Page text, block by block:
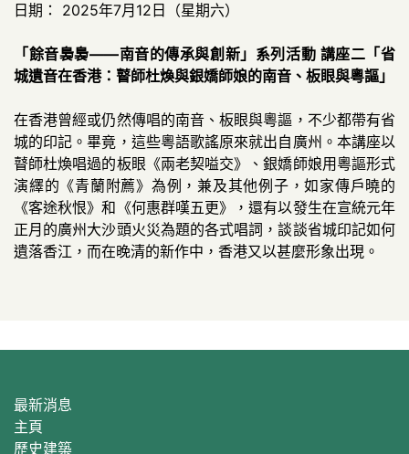
日期： 2025年7月12日（星期六）
「餘音裊裊——南音的傳承與創新」系列活動 講座二「省
城遺音在香港：瞽師杜煥與銀嬌師娘的南音、板眼與粵謳」
在香港曾經或仍然傳唱的南音、板眼與粵謳，不少都帶有省
城的印記。畢竟，這些粵語歌謠原來就出自廣州。本講座以
瞽師杜煥唱過的板眼《兩老契嗌交》、銀嬌師娘用粵謳形式
演繹的《青蘭附薦》為例，兼及其他例子，如家傳戶曉的
《客途秋恨》和《何惠群嘆五更》，還有以發生在宣統元年
正月的廣州大沙頭火災為題的各式唱詞，談談省城印記如何
遺落香江，而在晚清的新作中，香港又以甚麼形象出現。
最新消息
主頁
歷史建築